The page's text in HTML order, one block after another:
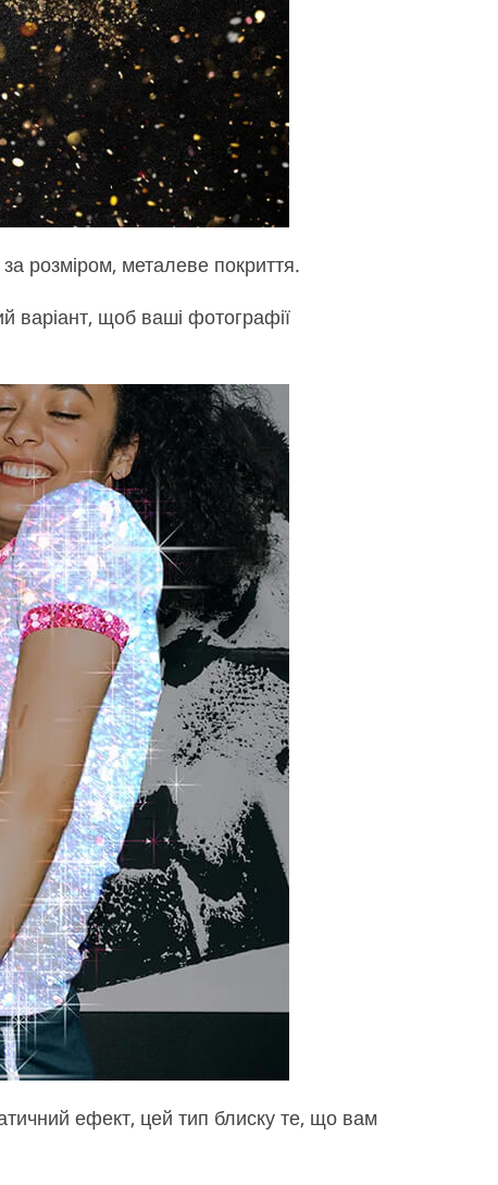
розміром, металеве покриття.
варіант, щоб ваші фотографії
ефект, цей тип блиску те, що вам